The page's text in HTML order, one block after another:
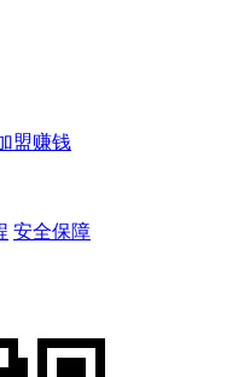
盟赚钱
安全保障